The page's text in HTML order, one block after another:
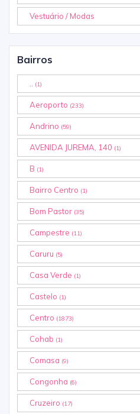
Vestuário / Modas
Bairros
(1)
Aeroporto (233)
Andrino (59)
AVENIDA JUREMA, 140 (1)
B (1)
Bairro Centro (1)
Bom Pastor (35)
Campestre (11)
Caruru (5)
Casa Verde (1)
Castelo (1)
Centro (1873)
Cohab (1)
Comasa (9)
Congonha (6)
Cruzeiro (17)